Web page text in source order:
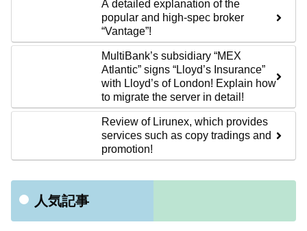
A detailed explanation of the
popular and high-spec broker
“Vantage”!
MultiBank’s subsidiary “MEX
Atlantic” signs “Lloyd’s Insurance”
with Lloyd’s of London! Explain how
to migrate the server in detail!
Review of Lirunex, which provides
services such as copy tradings and
promotion!
人気記事